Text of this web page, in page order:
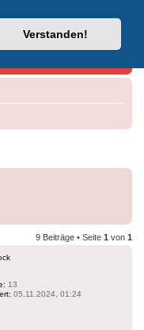
Verstanden!
9 Beiträge • Seite 1 von 1
13
05.11.2024, 01:24